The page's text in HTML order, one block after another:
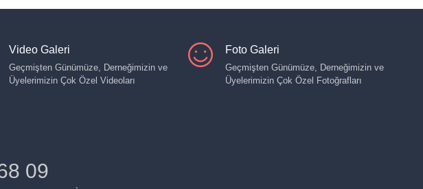
Video Galeri
Geçmişten Günümüze, Derneğimizin ve
Üyelerimizin Çok Özel Videoları
Foto Galeri
Geçmişten Günümüze, Derneğimizin ve
Üyelerimizin Çok Özel Fotoğrafları
09